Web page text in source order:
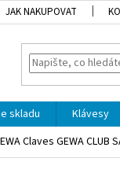
JAK NAKUPOVAT
skladu Klávesy
Claves GEWA